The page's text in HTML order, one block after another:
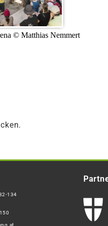
© Matthias Nemmert
134